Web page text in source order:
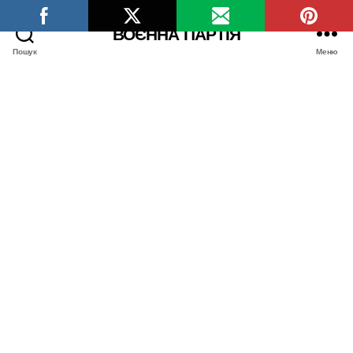
Пошук
ВОЄННА ПАРТІЯ
Меню